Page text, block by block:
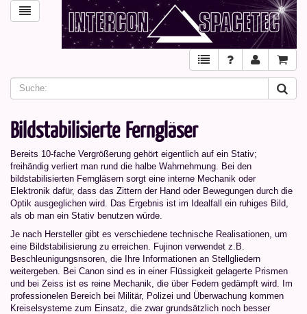
Bildstabilisierte Ferngläser
Bereits 10-fache Vergrößerung gehört eigentlich auf ein Stativ;
freihändig verliert man rund die halbe Wahrnehmung. Bei den
bildstabilisierten Ferngläsern sorgt eine interne Mechanik oder
Elektronik dafür, dass das Zittern der Hand oder Bewegungen durch die
Optik ausgeglichen wird. Das Ergebnis ist im Idealfall ein ruhiges Bild,
als ob man ein Stativ benutzen würde.
Je nach Hersteller gibt es verschiedene technische Realisationen, um
eine Bildstabilisierung zu erreichen. Fujinon verwendet z.B.
Beschleunigungsnsoren, die Ihre Informationen an Stellgliedern
weitergeben. Bei Canon sind es in einer Flüssigkeit gelagerte Prismen
und bei Zeiss ist es reine Mechanik, die über Federn gedämpft wird. Im
professionelen Bereich bei Militär, Polizei und Überwachung kommen
Kreiselsysteme zum Einsatz, die zwar grundsätzlich noch besser